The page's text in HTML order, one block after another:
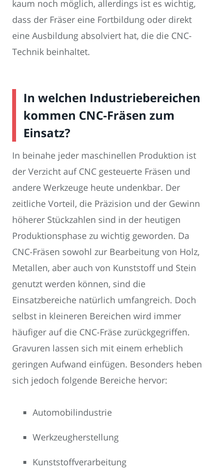
kaum noch möglich, allerdings ist es wichtig,
dass der Fräser eine Fortbildung oder direkt
eine Ausbildung absolviert hat, die die CNC-
Technik beinhaltet.
In welchen Industriebereichen
kommen CNC-Fräsen zum
Einsatz?
In beinahe jeder maschinellen Produktion ist
der Verzicht auf CNC gesteuerte Fräsen und
andere Werkzeuge heute undenkbar. Der
zeitliche Vorteil, die Präzision und der Gewinn
höherer Stückzahlen sind in der heutigen
Produktionsphase zu wichtig geworden. Da
CNC-Fräsen sowohl zur Bearbeitung von Holz,
Metallen, aber auch von Kunststoff und Stein
genutzt werden können, sind die
Einsatzbereiche natürlich umfangreich. Doch
selbst in kleineren Bereichen wird immer
häufiger auf die CNC-Fräse zurückgegriffen.
Gravuren lassen sich mit einem erheblich
geringen Aufwand einfügen. Besonders heben
sich jedoch folgende Bereiche hervor:
Automobilindustrie
Werkzeugherstellung
Kunststoffverarbeitung